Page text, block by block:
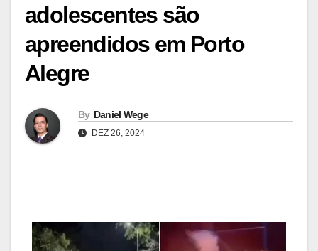
adolescentes são
apreendidos em Porto
Alegre
By Daniel Wege
DEZ 26, 2024